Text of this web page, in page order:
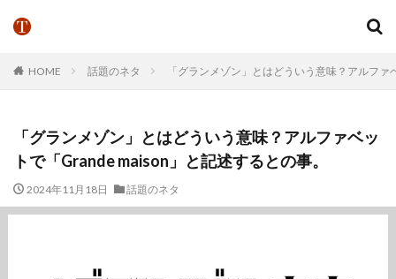
HOME 話題のネタ 「グランメゾン」とはどういう意味？アルフ
「グランメゾン」とはどういう意味？アルファベッ
トで「Grande maison」と記述するとの事。
2024年11月18日 話題のネタ